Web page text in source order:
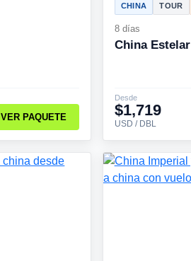
VER PAQUETE
CHINA TOUR
8 días
China Estelar
Desde
$1,719
USD / DBL